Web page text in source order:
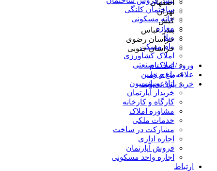
ساختمان کلنگی
خانه مسکونی
مغازه
ویلا
وام مسکن
املاک کشاورزی
املاک صنعتی
باغ و زمین
اتاق و پانسیون
خریدار آپارتمان
کارگاه و کارخانه
مشاوره املاک
خدمات ملکی
مشارکت در ساخت
اجاره اداری
فروش آپارتمان
اجاره واحد مسکونی
ارتباط
اصفهان
تهران
کیش
بندر عباس
خراسان رضوی
خراسان جنوبی
ورود / ثبت نام
علاقه‌مندی ها
خرید پلن عضویت